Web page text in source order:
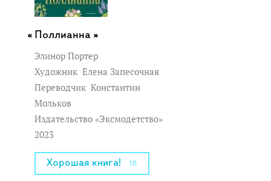
Поллианна »
Элинор Портер
Художник Елена Запесочная
Переводчик Константин
Мольков
Издательство «Эксмодетство»
2023
Хорошая книга! 18